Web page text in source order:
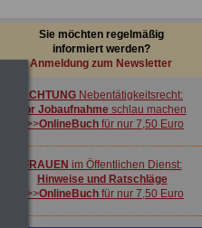
Sie möchten regelmäßig
informiert werden?
Anmeldung zum Newsletter
ACHTUNG Nebentätigkeitsrecht:
vor Jobaufnahmeschlau machen
>>>OnlineBuch für nur 7,50 Euro
FRAUEN im Öffentlichen Dienst:
Hinweise und Ratschläge
>>>OnlineBuch für nur 7,50 Euro